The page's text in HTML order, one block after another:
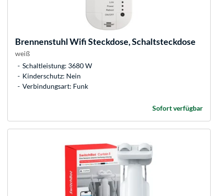
BrennenstuhlWifi Steckdose, Schaltsteckdose
weiß
Schaltleistung: 3680 W
Kinderschutz: Nein
Verbindungsart: Funk
Sofort verfügbar